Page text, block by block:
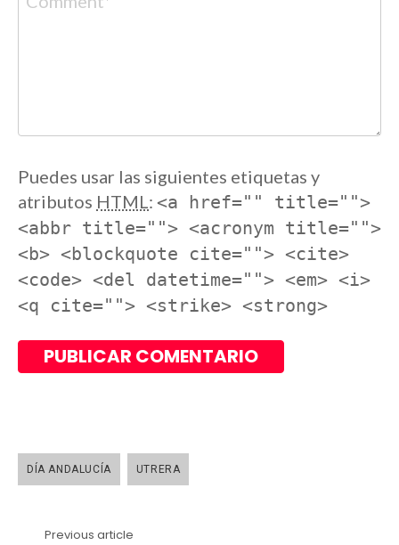
Puedes usar las siguientes etiquetas y
atributos HTML: <a href="" title="">
<abbr title=""> <acronym title="">
<b> <blockquote cite=""> <cite>
<code> <del datetime=""> <em> <i>
<q cite=""> <strike> <strong>
DÍA ANDALUCÍA UTRERA
Previous article